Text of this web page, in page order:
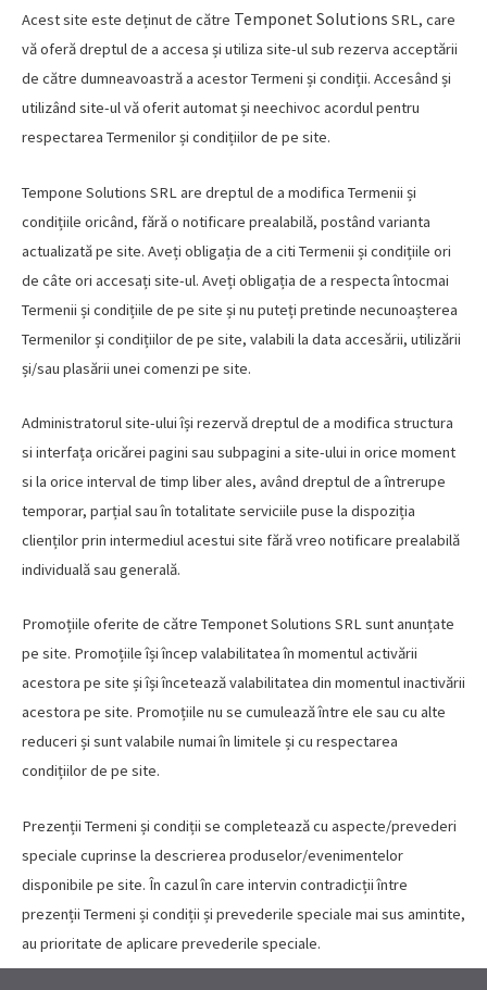
Acest site este deținut de către Temponet Solutions SRL, care
vă oferă dreptul de a accesa și utiliza site-ul sub rezerva acceptării
de către dumneavoastră a acestor Termeni și condiții. Accesând și
utilizând site-ul vă oferit automat și neechivoc acordul pentru
respectarea Termenilor și condițiilor de pe site.
Tempone Solutions SRL are dreptul de a modifica Termenii și
condițiile oricând, fără o notificare prealabilă, postând varianta
actualizată pe site. Aveți obligația de a citi Termenii și condițiile ori
de câte ori accesați site-ul. Aveți obligația de a respecta întocmai
Termenii și condițiile de pe site și nu puteți pretinde necunoașterea
Termenilor și condițiilor de pe site, valabili la data accesării, utilizării
și/sau plasării unei comenzi pe site.
Administratorul site-ului își rezervă dreptul de a modifica structura
si interfața oricărei pagini sau subpagini a site-ului in orice moment
si la orice interval de timp liber ales, având dreptul de a întrerupe
temporar, parțial sau în totalitate serviciile puse la dispoziția
clienților prin intermediul acestui site fără vreo notificare prealabilă
individuală sau generală.
Promoțiile oferite de către Temponet Solutions SRL sunt anunțate
pe site. Promoțiile își încep valabilitatea în momentul activării
acestora pe site și își încetează valabilitatea din momentul inactivării
acestora pe site. Promoțiile nu se cumulează între ele sau cu alte
reduceri și sunt valabile numai în limitele și cu respectarea
condițiilor de pe site.
Prezenții Termeni și condiții se completează cu aspecte/prevederi
speciale cuprinse la descrierea produselor/evenimentelor
disponibile pe site. În cazul în care intervin contradicții între
prezenții Termeni și condiții și prevederile speciale mai sus amintite,
au prioritate de aplicare prevederile speciale.